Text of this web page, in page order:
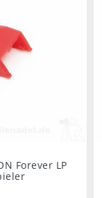
Forever LP